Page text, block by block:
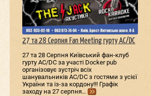
27 та 28 Серпня Fan Meeting гурту AC/DС
27 та 28 Серпня Київський фан-клуб
гурту AC/DС за участі Docker pub
організовує зустріч всіх
шанувальників AC/DС з гостями з усієї
України та із-за кордону!!! Графік
заходу на 27 серпня…